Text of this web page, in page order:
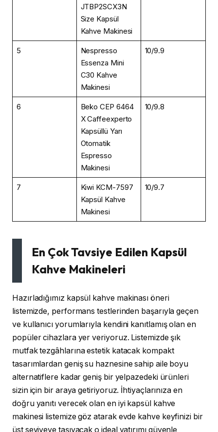
JTBP2SCX3N
Size Kapsül
Kahve Makinesi
5
Nespresso
Essenza Mini
C30 Kahve
Makinesi
10/9.9
6
Beko CEP 6464
X Caffeexperto
Kapsüllü Yarı
Otomatik
Espresso
Makinesi
10/9.8
7
Kiwi KCM-7597
Kapsül Kahve
Makinesi
10/9.7
En Çok Tavsiye Edilen Kapsül
Kahve Makineleri
Hazırladığımız kapsül kahve makinası öneri
listemizde, performans testlerinden başarıyla geçen
ve kullanıcı yorumlarıyla kendini kanıtlamış olan en
popüler cihazlara yer veriyoruz. Listemizde şık
mutfak tezgâhlarına estetik katacak kompakt
tasarımlardan geniş su haznesine sahip aile boyu
alternatiflere kadar geniş bir yelpazedeki ürünleri
sizin için bir araya getiriyoruz. İhtiyaçlarınıza en
doğru yanıtı verecek olan en iyi kapsül kahve
makinesi listemize göz atarak evde kahve keyfinizi bir
üst seviyeye taşıyacak o ideal yatırımı güvenle